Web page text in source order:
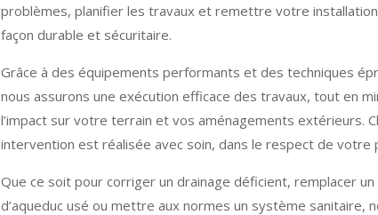
problèmes, planifier les travaux et remettre votre
façon durable et sécuritaire.
Grâce à des équipements performants et des techniques
nous assurons une exécution efficace des travaux, tout en
l’impact sur votre terrain et vos aménagements extérieurs.
intervention est réalisée avec soin, dans le respect de votre
Que ce soit pour corriger un drainage déficient, remplacer un
d’aqueduc usé ou mettre aux normes un système sanitaire,